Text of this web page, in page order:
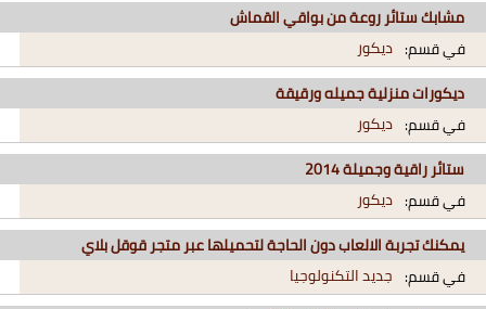
مشابك ستائر روعة من بواقي القماش
في قسم: ديكور
ديكورات منزلية جميله ورقيقة
في قسم: ديكور
ستائر راقية وجميلة 2014
في قسم: ديكور
يمكنك تجربة الالعاب دون الحاجة لتحميلها عبر متجر قوقل بلاي
في قسم: جديد التكنولوجيا